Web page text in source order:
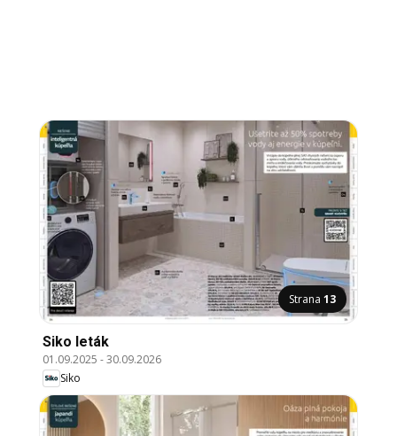
Strana 13
Siko leták
01.09.2025 -30.09.2026
Siko